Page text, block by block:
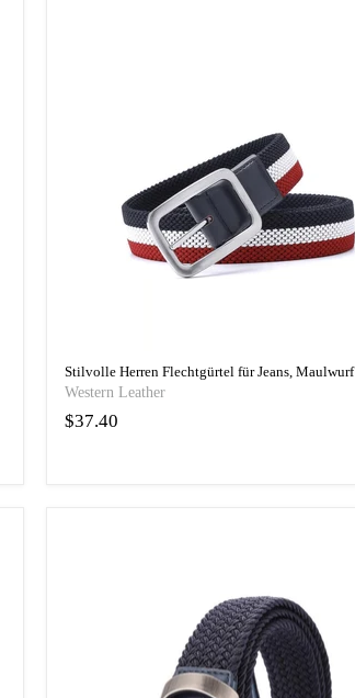
Stilvolle Herren Flechtgürtel für Jeans, Maulwurf
Western Leather
$37.40